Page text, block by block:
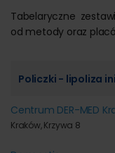
Tabelaryczne
od metody oraz
Policzki - lipoliza
Centrum DER-MED
Kraków, Krzywa 8